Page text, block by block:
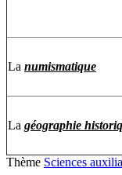
La numismatique
La géographie
Thème Sciences